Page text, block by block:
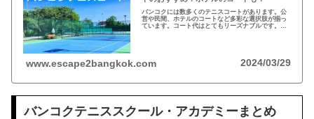
バンコクには数多くのテニスコートがあります。公
営や民間、ホテルのコートなど多彩な選択肢が揃っ
ています。コート代はとてもリーズナブルです。バ
www.escape2bangkok.com 2024/03/29
バンコクテニススクール・アカデミーまとめ